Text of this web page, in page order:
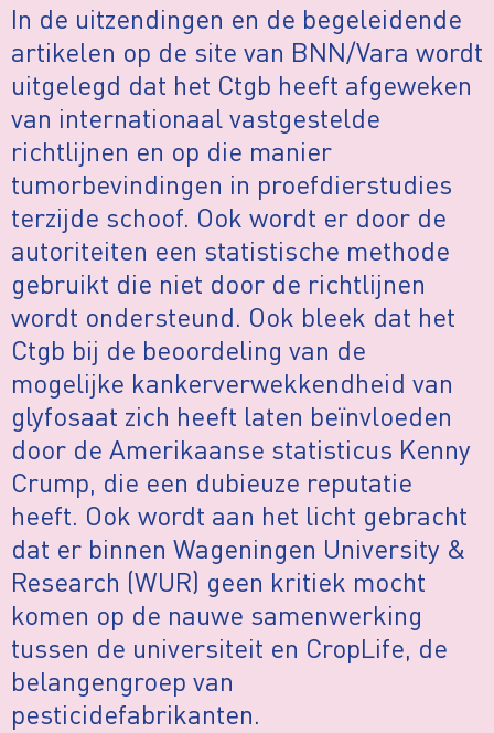
In de uitzendingen en de begeleidende
artikelen op de site van BNN/Vara wordt
uitgelegd dat het Ctgb heeft afgeweken
van internationaal vastgestelde
richtlijnen en op die manier
tumorbevindingen in proefdierstudies
terzijde schoof. Ook wordt er door de
autoriteiten een statistische methode
gebruikt die niet door de richtlijnen
wordt ondersteund. Ook bleek dat het
Ctgb bij de beoordeling van de
mogelijke kankerverwekkendheid van
glyfosaat zich heeft laten beïnvloeden
door de Amerikaanse statisticus Kenny
Crump, die een dubieuze reputatie
heeft. Ook wordt aan het licht gebracht
dat er binnen Wageningen University &
Research (WUR) geen kritiek mocht
komen op de nauwe samenwerking
tussen de universiteit en CropLife, de
belangengroep van
pesticidefabrikanten.